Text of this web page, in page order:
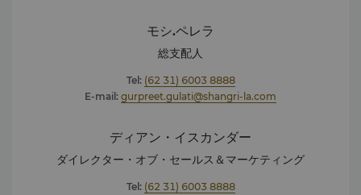
モシ.ペレラ
総支配人
Tel: (62 31) 6003 8888
E-mail: gurpreet.gulati@shangri-la.com
ディアン・イスカンダー
ダイレクター・オブ・セールス＆マーケティング
Tel: (62 31) 6003 8888